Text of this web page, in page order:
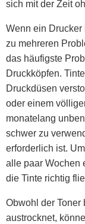
sich mit der Zeit
Wenn ein
zu mehreren
das häufigste
Druckköpfen.
Druckdüsen
oder einem
monatelang
schwer zu
erforderlich ist.
alle paar Wochen
die Tinte richtig
Obwohl der Toner
austrocknet,